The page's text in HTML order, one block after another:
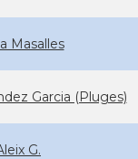
Masalles
Garcia (Pluges)
G.